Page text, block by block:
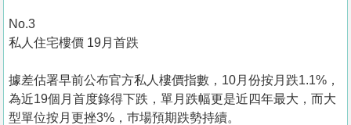
No.3
私人住宅樓價 19月首跌
據差估署早前公布官方私人樓價指數，10月份按月跌1.1%，
為近19個月首度錄得下跌，單月跌幅更是近四年最大，而大
型單位按月更挫3%，巿場預期跌勢持續。